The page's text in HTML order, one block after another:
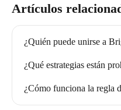
Artículos
¿Quién puede unirse a
¿Qué estrategias están
¿Cómo funciona la regla